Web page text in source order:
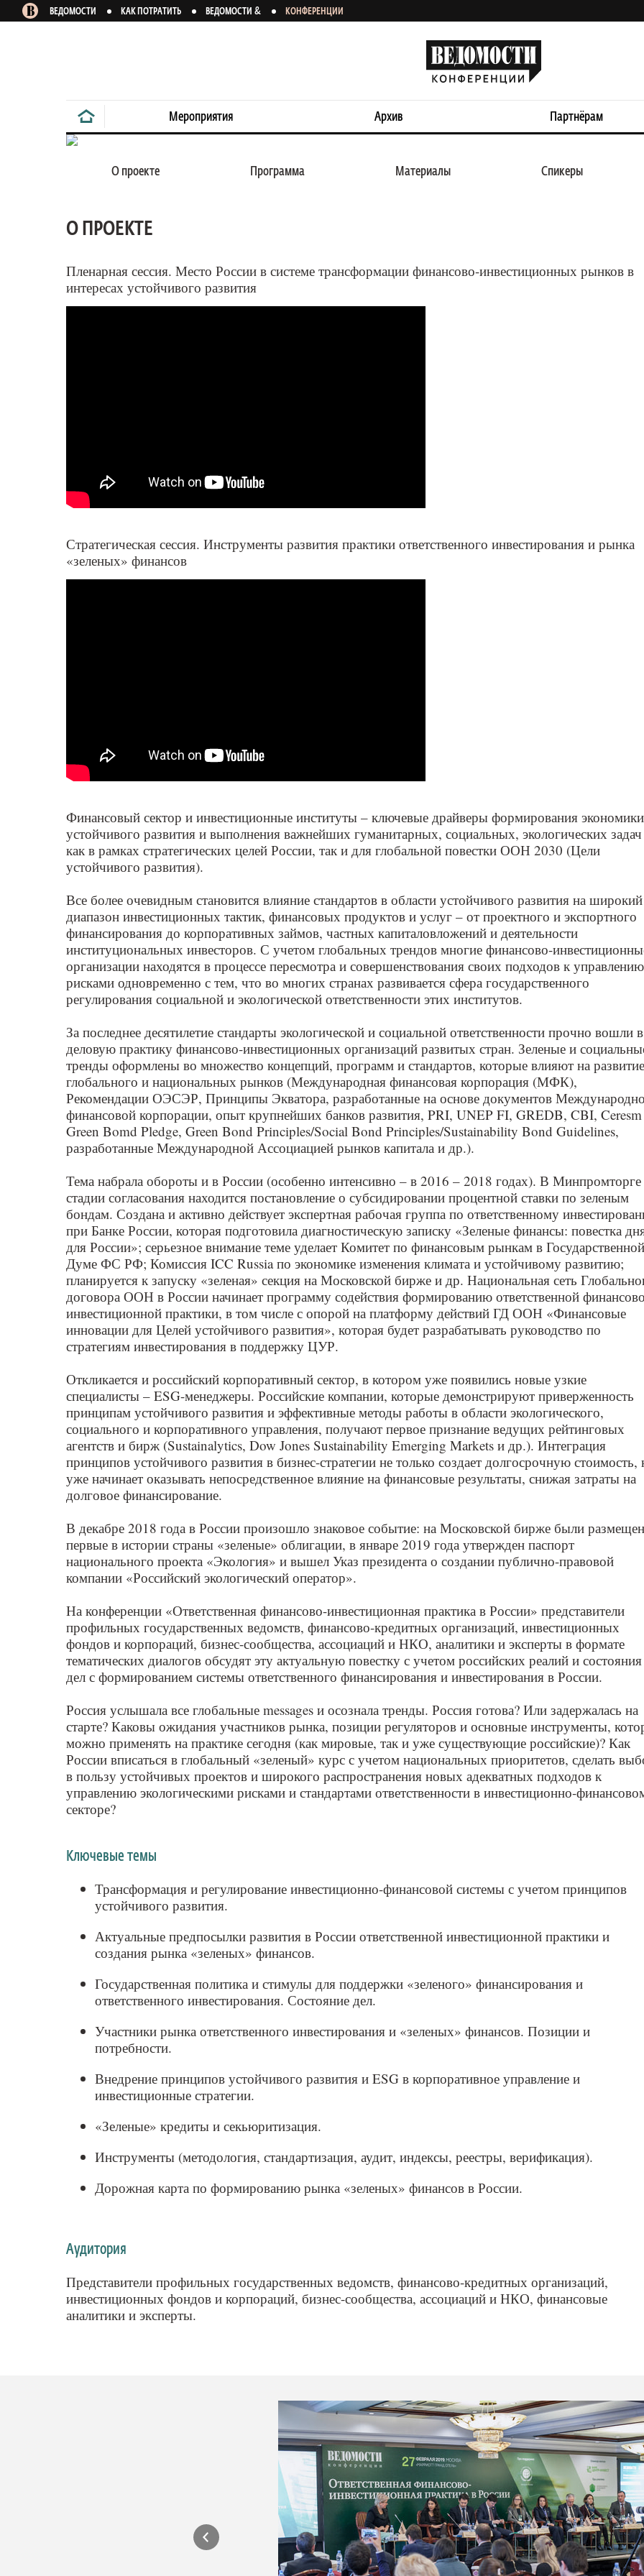
ВЕДОМОСТИ КАК ПОТРАТИТЬ ВЕДОМОСТИ & КОНФЕРЕНЦИИ
Мероприятия Архив Партнёрам
27 февраля 2019
Ответственная финансово-
практика в России
О проекте Программа Материалы Спикеры
О ПРОЕКТЕ
Пленарная сессия. Место России в системе трансформации финансово-инвестиционных рынков в
интересах устойчивого развития
Стратегическая сессия. Инструменты развития практики ответственного инвестирования и рынка
«зеленых» финансов
Финансовый сектор и инвестиционные институты – ключевые драйверы формирования экономики
устойчивого развития и выполнения важнейших гуманитарных, социальных, экологических задач
как в рамках стратегических целей России, так и для глобальной повестки ООН 2030 (Цели
устойчивого развития).
Все более очевидным становится влияние стандартов в области устойчивого развития на широкий
диапазон инвестиционных тактик, финансовых продуктов и услуг – от проектного и экспортного
финансирования до корпоративных займов, частных капиталовложений и деятельности
институциональных инвесторов. С учетом глобальных трендов многие финансово-
организации находятся в процессе пересмотра и совершенствования своих подходов к управлению
рисками одновременно с тем, что во многих странах развивается сфера государственного
регулирования социальной и экологической ответственности этих институтов.
За последнее десятилетие стандарты экологической и социальной ответственности прочно вошли в
деловую практику финансово-инвестиционных организаций развитых стран. Зеленые и
тренды оформлены во множество концепций, программ и стандартов, которые влияют на развитие
глобального и национальных рынков (Международная финансовая корпорация (МФК),
Рекомендации ОЭСЭР, Принципы Экватора, разработанные на основе документов
финансовой корпорации, опыт крупнейших банков развития, PRI, UNEP FI, GREDB, CBI, Ceresm
Green Bomd Pledge, Green Bond Principles/Social Bond Principles/Sustainability Bond Guidelines,
разработанные Международной Ассоциацией рынков капитала и др.).
Тема набрала обороты и в России (особенно интенсивно – в 2016 – 2018 годах). В Минпромторге
стадии согласования находится постановление о субсидировании процентной ставки по зеленым
бондам. Создана и активно действует экспертная рабочая группа по ответственному
при Банке России, которая подготовила диагностическую записку «Зеленые финансы: повестка
для России»; серьезное внимание теме уделает Комитет по финансовым рынкам в Государственной
Думе ФС РФ; Комиссия ICC Russia по экономике изменения климата и устойчивому развитию;
планируется к запуску «зеленая» секция на Московской бирже и др. Национальная сеть
договора ООН в России начинает программу содействия формированию ответственной
инвестиционной практики, в том числе с опорой на платформу действий ГД ООН «Финансовые
инновации для Целей устойчивого развития», которая будет разрабатывать руководство по
стратегиям инвестирования в поддержку ЦУР.
Откликается и российский корпоративный сектор, в котором уже появились новые узкие
специалисты – ESG-менеджеры. Российские компании, которые демонстрируют приверженность
принципам устойчивого развития и эффективные методы работы в области экологического,
социального и корпоративного управления, получают первое признание ведущих рейтинговых
агентств и бирж (Sustainalytics, Dow Jones Sustainability Emerging Markets и др.). Интеграция
принципов устойчивого развития в бизнес-стратегии не только создает долгосрочную стоимость,
уже начинает оказывать непосредственное влияние на финансовые результаты, снижая затраты на
долговое финансирование.
В декабре 2018 года в России произошло знаковое событие: на Московской бирже были
первые в истории страны «зеленые» облигации, в январе 2019 года утвержден паспорт
национального проекта «Экология» и вышел Указ президента о создании публично-правовой
компании «Российский экологический оператор».
На конференции «Ответственная финансово-инвестиционная практика в России» представители
профильных государственных ведомств, финансово-кредитных организаций, инвестиционных
фондов и корпораций, бизнес-сообщества, ассоциаций и НКО, аналитики и эксперты в формате
тематических диалогов обсудят эту актуальную повестку с учетом российских реалий и состояния
дел с формированием системы ответственного финансирования и инвестирования в России.
Россия услышала все глобальные messages и осознала тренды. Россия готова? Или задержалась на
старте? Каковы ожидания участников рынка, позиции регуляторов и основные инструменты,
можно применять на практике сегодня (как мировые, так и уже существующие российские)? Как
России вписаться в глобальный «зеленый» курс с учетом национальных приоритетов, сделать
в пользу устойчивых проектов и широкого распространения новых адекватных подходов к
управлению экологическими рисками и стандартами ответственности в инвестиционно-
секторе?
Ключевые темы
Трансформация и регулирование инвестиционно-финансовой системы с учетом принципов
устойчивого развития.
Актуальные предпосылки развития в России ответственной инвестиционной практики и
создания рынка «зеленых» финансов.
Государственная политика и стимулы для поддержки «зеленого» финансирования и
ответственного инвестирования. Состояние дел.
Участники рынка ответственного инвестирования и «зеленых» финансов. Позиции и
потребности.
Внедрение принципов устойчивого развития и ESG в корпоративное управление и
инвестиционные стратегии.
«Зеленые» кредиты и секьюритизация.
Инструменты (методология, стандартизация, аудит, индексы, реестры, верификация).
Дорожная карта по формированию рынка «зеленых» финансов в России.
Аудитория
Представители профильных государственных ведомств, финансово-кредитных организаций,
инвестиционных фондов и корпораций, бизнес-сообщества, ассоциаций и НКО, финансовые
аналитики и эксперты.